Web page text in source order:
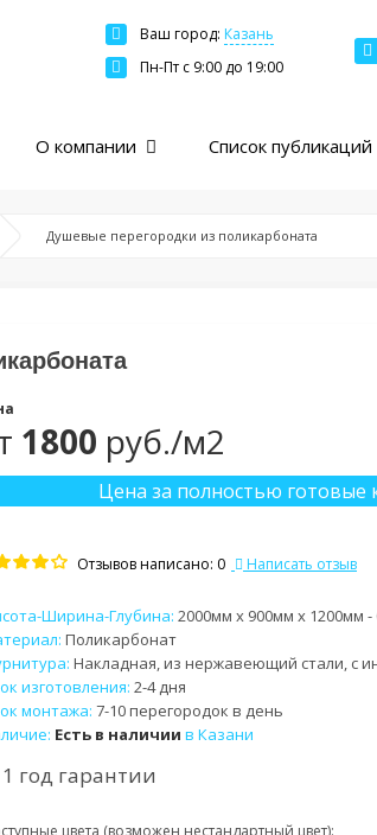
Ваш город: Казань
Москва
Санкт-Петербург
Екатеринбург
Казань
Пн-Пт c 9:00 до 19:00
О компании Список публикаций
Душевые перегородки из поликарбоната
1800 руб./м2
Цена за полностью готовые
Отзывов написано: 0 Написать отзыв
Ширина-Глубина: 2000мм x 900мм x 1200мм
Поликарбонат
Накладная, из нержавеющий стали, с
изготовления: 2-4 дня
монтажа: 7-10 перегородок в день
Есть в наличии в Казани
1 год гарантии
цвета (возможен нестандартный цвет):